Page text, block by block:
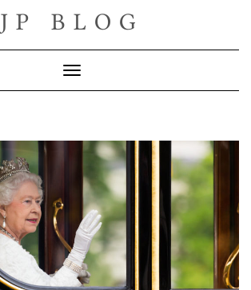
JP BLOG
Toggle Navigation